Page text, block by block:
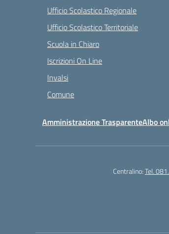
Ufficio Scolastico Regionale
Ufficio Scolastico Territoriale
Scuola in Chiaro
Iscrizioni On Line
Invalsi
Comune
Amministrazione TrasparenteAlbo
Centralino:Tel.